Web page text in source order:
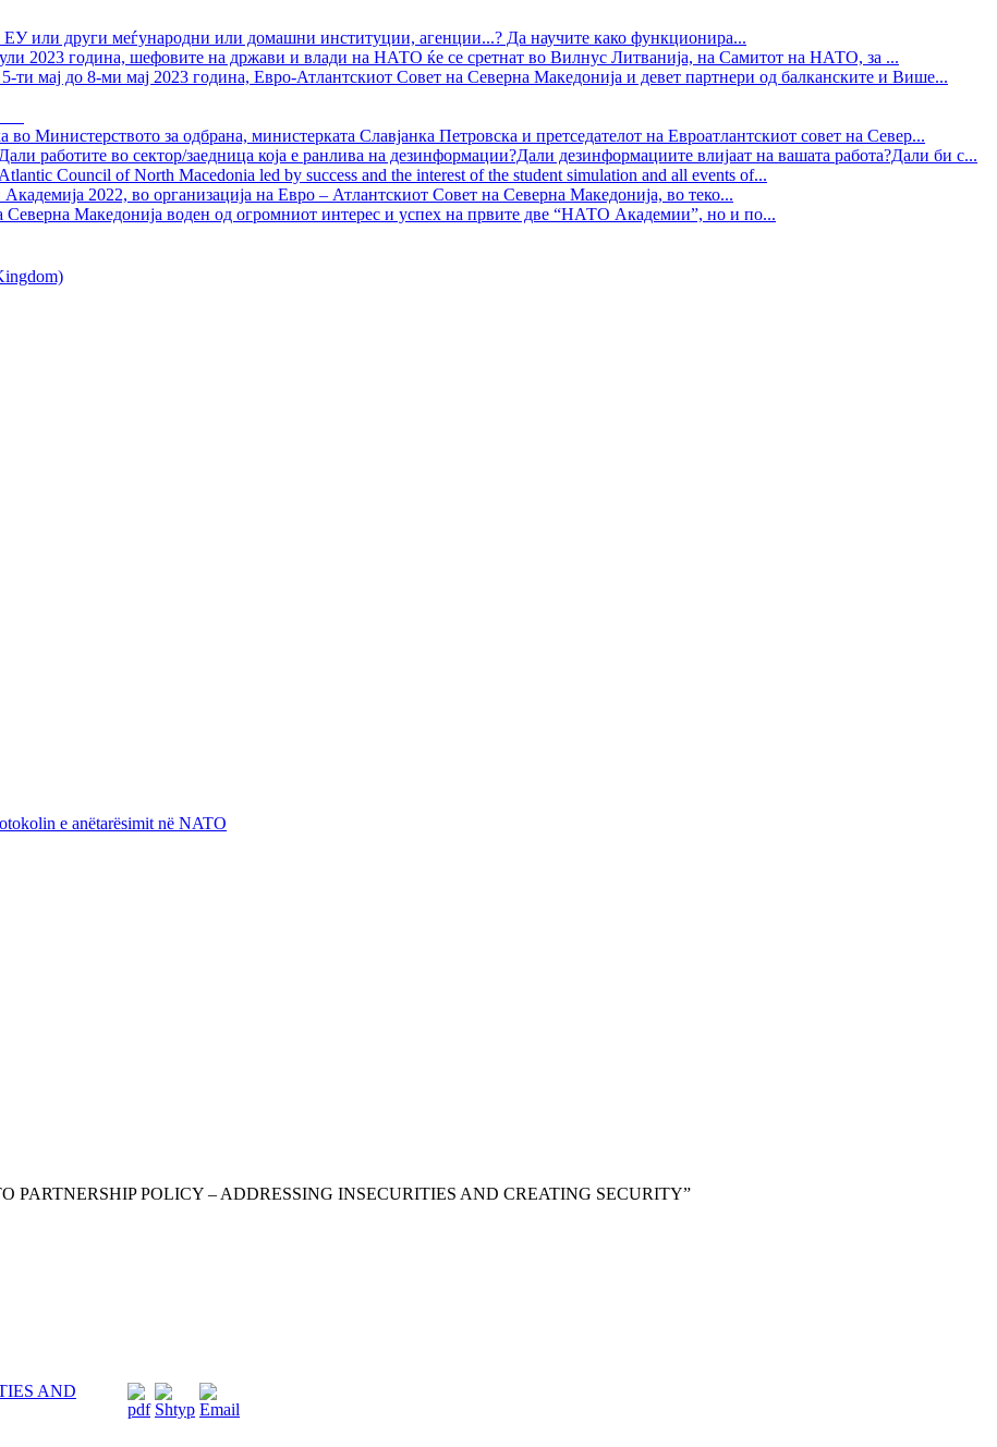
ЕУ или други меѓународни или домашни институции, агенции...? Да научите како функционира...
2023 година, шефовите на држави и влади на НАТО ќе се сретнат во Вилнус Литванија, на Самитот на НАТО, за ...
ти мај до 8-ми мај 2023 година, Евро-Атлантскиот Совет на Северна Македонија и девет партнери од балканските и Више...
во Министерството за одбрана, министерката Славјанка Петровска и претседателот на Евроатлантскиот совет на Север...
Дали работите во сектор/заедница која е ранлива на дезинформации?Дали дезинформациите влијаат на вашата работа?Дали би с...
Council of North Macedonia led by success and the interest of the student simulation and all events of...
2022, во организација на Евро – Атлантскиот Совет на Северна Македонија, во теко...
Северна Македонија воден од огромниот интерес и успех на првите две “НАТО Академии”, но и по...
e anëtarësimit në NATO
PARTNERSHIP POLICY – ADDRESSING INSECURITIES AND CREATING SECURITY”
AND